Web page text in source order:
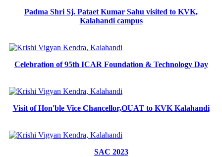
Padma Shri Sj. Pataet Kumar Sahu visited to KVK,
Kalahandi campus
Celebration of 95th ICAR Foundation & Technology Day
Visit of Hon'ble Vice Chancellor,OUAT to KVK Kalahandi
SAC 2023